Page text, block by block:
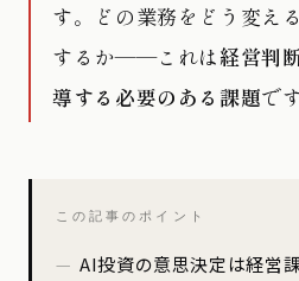
す。どの業務をどう変え
するか——これは経営判
導する必要のある課題で
この記事のポイント
AI投資の意思決定は経営